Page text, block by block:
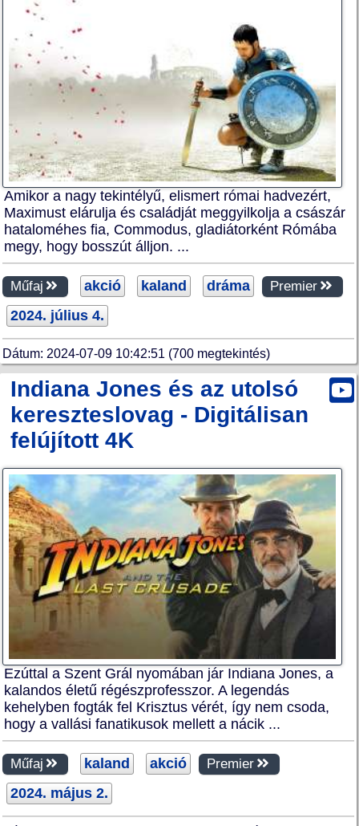
Amikor a nagy tekintélyű, elismert római hadvezért,
Maximust elárulja és családját meggyilkolja a császár
hataloméhes fia, Commodus, gladiátorként Rómába
megy, hogy bosszút álljon. ...
Műfaj akció kaland dráma Premier
2024. július 4.
Dátum: 2024-07-09 10:42:51 (700 megtekintés)
Indiana Jones és az utolsó
kereszteslovag - Digitálisan
felújított 4K
Ezúttal a Szent Grál nyomában jár Indiana Jones, a
kalandos életű régészprofesszor. A legendás
kehelyben fogták fel Krisztus vérét, így nem csoda,
hogy a vallási fanatikusok mellett a nácik ...
Műfaj kaland akció Premier
2024. május 2.